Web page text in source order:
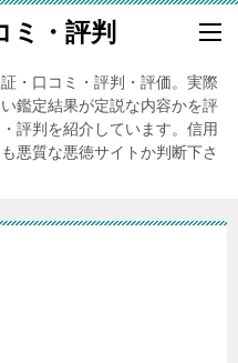
ミ・評判
・口コミ・評判・評価。実際
鑑定結果が定説な内容かを評
評判を紹介しています。信用
悪質な悪徳サイトか判断下さ